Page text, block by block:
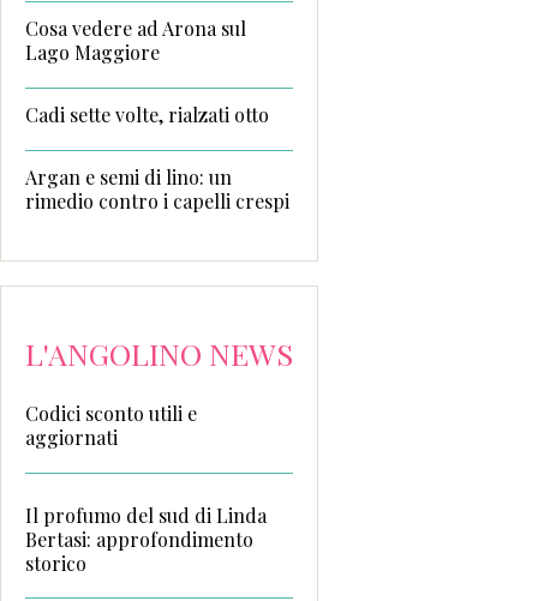
Cosa vedere ad Arona sul
Lago Maggiore
Cadi sette volte, rialzati otto
Argan e semi di lino: un
rimedio contro i capelli crespi
L'ANGOLINO NEWS
Codici sconto utili e
aggiornati
Il profumo del sud di Linda
Bertasi: approfondimento
storico